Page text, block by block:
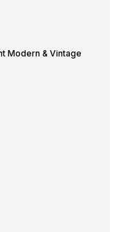
Modern & Vintage